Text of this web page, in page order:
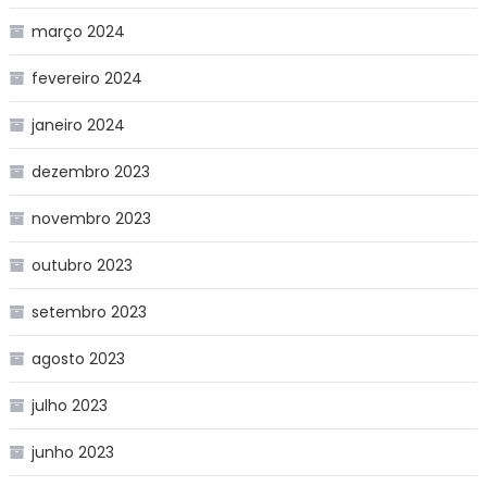
março 2024
fevereiro 2024
janeiro 2024
dezembro 2023
novembro 2023
outubro 2023
setembro 2023
agosto 2023
julho 2023
junho 2023